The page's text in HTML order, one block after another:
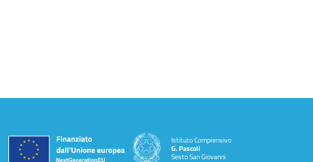
Istituto Comprensivo
G. Pascoli
Sesto San Giovanni